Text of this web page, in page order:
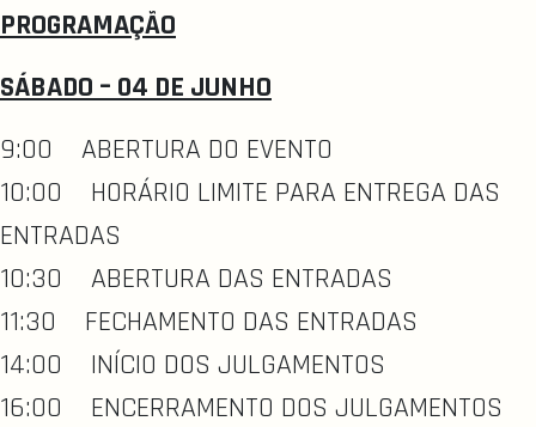
PROGRAMAÇÃO
SÁBADO – 04 DE JUNHO
9:00 ABERTURA DO EVENTO
10:00 HORÁRIO LIMITE PARA ENTREGA DAS
ENTRADAS
10:30 ABERTURA DAS ENTRADAS
11:30 FECHAMENTO DAS ENTRADAS
14:00 INÍCIO DOS JULGAMENTOS
16:00 ENCERRAMENTO DOS JULGAMENTOS